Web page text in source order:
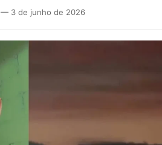
— 3 de junho de 2026